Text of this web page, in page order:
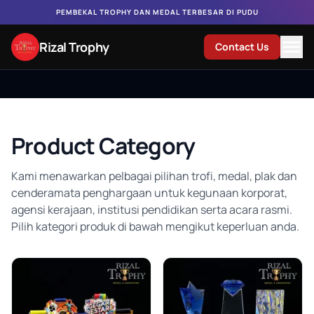
PEMBEKAL TROPHY DAN MEDAL TERBESAR DI PUDU
Rizal Trophy Contact Us
Product Category
Kami menawarkan pelbagai pilihan trofi, medal, plak dan
cenderamata penghargaan untuk kegunaan korporat,
agensi kerajaan, institusi pendidikan serta acara rasmi.
Pilih kategori produk di bawah mengikut keperluan anda.